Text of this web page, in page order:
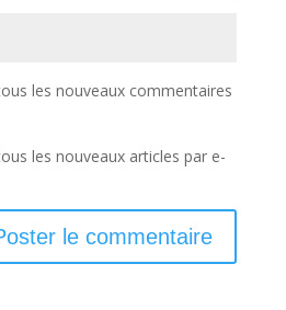
les nouveaux commentaires
les nouveaux articles par e-